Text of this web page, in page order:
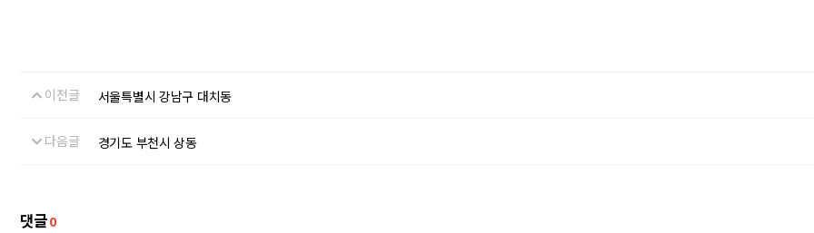
이전글 서울특별시 강남구 대치동
다음글 경기도 부천시 상동
댓글0